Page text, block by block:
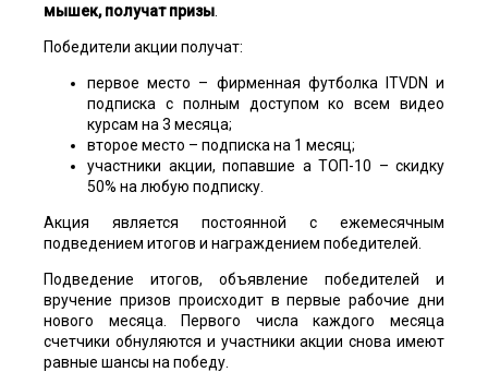
мышек, получат призы
Победители акции получат:
первое место – фирменная футболка ITVDN и
подписка с полным доступом ко всем видео
курсам на 3 месяца;
второе место – подписка на 1 месяц;
участники акции, попавшие а ТОП-10 – скидку
50% на любую подписку.
Акция является постоянной с ежемесячным
подведением итогов и награждением победителей.
Подведение итогов, объявление победителей и
вручение призов происходит в первые рабочие дни
нового месяца. Первого числа каждого месяца
счетчики обнуляются и участники акции снова имеют
равные шансы на победу.